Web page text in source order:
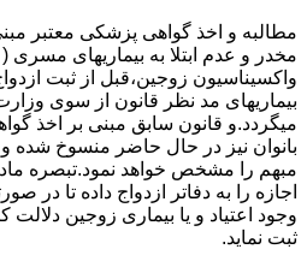
مطالبه و اخذ گواهی پزشکی معتبر
مخدر و عدم ابتلا به بیماریهای مسری
بیماریهای مد نظر قانون از سوی
میگردد.و قانون سابق مبنی بر اخذ
بانوان نیز در حال حاضر منسوخ شده و
مبهم را مشخص خواهد نمود.تبصره
اجازه را به دفاتر ازدواج داده تا در
وجود اعتیاد و یا بیماری زوجین دلالت
ثبت نماید.